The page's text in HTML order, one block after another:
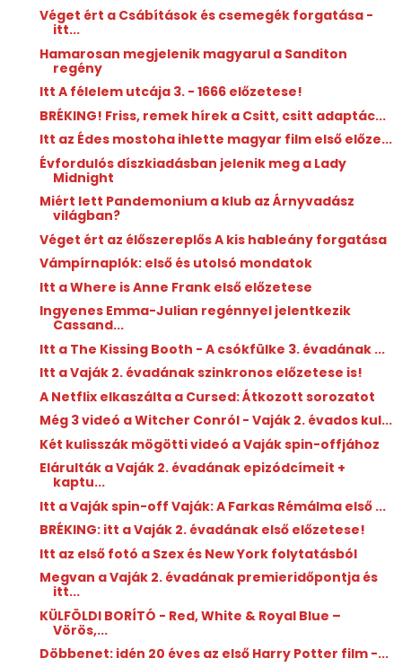
Véget ért a Csábítások és csemegék forgatása -
itt...
Hamarosan megjelenik magyarul a Sanditon
regény
Itt A félelem utcája 3. - 1666 előzetese!
BRÉKING! Friss, remek hírek a Csitt, csitt adaptác...
Itt az Édes mostoha ihlette magyar film első előze...
Évfordulós díszkiadásban jelenik meg a Lady
Midnight
Miért lett Pandemonium a klub az Árnyvadász
világban?
Véget ért az élőszereplős A kis hableány forgatása
Vámpírnaplók: első és utolsó mondatok
Itt a Where is Anne Frank első előzetese
Ingyenes Emma-Julian regénnyel jelentkezik
Cassand...
Itt a The Kissing Booth - A csókfülke 3. évadának ...
Itt a Vaják 2. évadának szinkronos előzetese is!
A Netflix elkaszálta a Cursed: Átkozott sorozatot
Még 3 videó a Witcher Conról - Vaják 2. évados kul...
Két kulisszák mögötti videó a Vaják spin-offjához
Elárulták a Vaják 2. évadának epizódcímeit +
kaptu...
Itt a Vaják spin-off Vaják: A Farkas Rémálma első ...
BRÉKING: itt a Vaják 2. évadának első előzetese!
Itt az első fotó a Szex és New York folytatásból
Megvan a Vaják 2. évadának premieridőpontja és
itt...
KÜLFÖLDI BORÍTÓ - Red, White & Royal Blue –
Vörös,...
Döbbenet: idén 20 éves az első Harry Potter film -...